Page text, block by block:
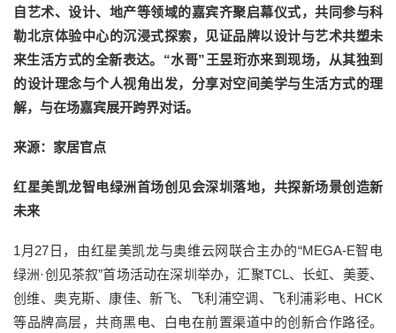
自艺术、设计、地产等领域的嘉宾齐聚启幕仪式，共同参与科
勒北京体验中心的沉浸式探索，见证品牌以设计与艺术共塑未
来生活方式的全新表达。“水哥”王昱珩亦来到现场，从其独到
的设计理念与个人视角出发，分享对空间美学与生活方式的理
解，与在场嘉宾展开跨界对话。
来源：家居官点
红星美凯龙智电绿洲首场创见会深圳落地，共探新场景创造新
未来
1月27日，由红星美凯龙与奥维云网联合主办的“MEGA-E智电
绿洲·创见茶叙”首场活动在深圳举办，汇聚TCL、长虹、美菱、
创维、奥克斯、康佳、新飞、飞利浦空调、飞利浦彩电、HCK
等品牌高层，共商黑电、白电在前置渠道中的创新合作路径。